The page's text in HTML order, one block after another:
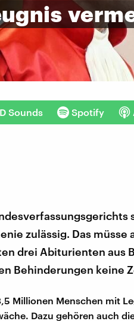
Sounds Spotify
zulässig. Das müsse
drei Abiturienten aus
Behinderungen keine
Millionen Menschen mit
Dazu gehören auch